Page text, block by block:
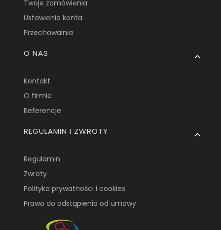
Twoje zamówienia
Ustawienia konta
Przechowalnia
O NAS
Kontakt
O firmie
Referencje
REGULAMIN I ZWROTY
Regulamin
Zwroty
Polityka prywatności i cookies
Prawo do odstąpienia od umowy